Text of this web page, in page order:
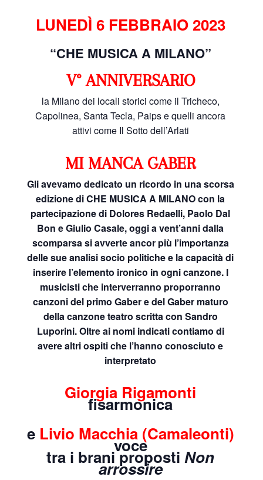
LUNEDÌ 6 FEBBRAIO 2023
“CHE MUSICA A MILANO”
V° ANNIVERSARIO
la Milano dei locali storici come il Tricheco,
Capolinea, Santa Tecla, Paips e quelli ancora
attivi come Il Sotto dell’Arlati
MI MANCA GABER
Gli avevamo dedicato un ricordo in una scorsa
edizione di CHE MUSICA A MILANO con la
partecipazione di Dolores Redaelli, Paolo Dal
Bon e Giulio Casale, oggi a vent’anni dalla
scomparsa si avverte ancor più l’importanza
delle sue analisi socio politiche e la capacità di
inserire l’elemento ironico in ogni canzone. I
musicisti che interverranno proporranno
canzoni del primo Gaber e del Gaber maturo
della canzone teatro scritta con Sandro
Luporini. Oltre ai nomi indicati contiamo di
avere altri ospiti che l’hanno conosciuto e
interpretato
Giorgia Rigamonti
fisarmonica
e Livio Macchia (Camaleonti)
voce
tra i brani propostiNon
arrossire